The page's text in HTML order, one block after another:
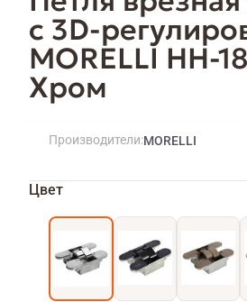
с 3D-
MORELLI HH-
Хром
Производители MORELLI
Цвет